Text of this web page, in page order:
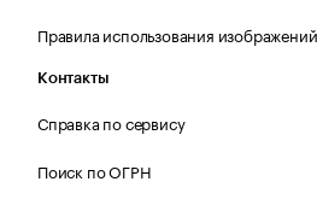
Правила использования изображений
Контакты
Справка по сервису
Поиск по ОГРН